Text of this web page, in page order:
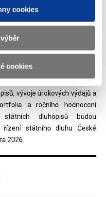
cookies
cookies
bude probíhat standardní
nijak ovlivňována potřebou
státu podle ukazatelů
za účelem před-financování
vývoje úrokových výdajů a
a ročního hodnocení
dluhopisů budou
státního dluhu České
2026.